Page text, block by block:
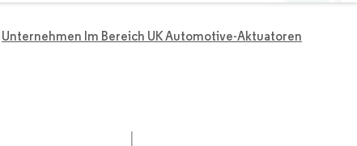
Unternehmen Im Bereich UK Automotive-Aktuatoren